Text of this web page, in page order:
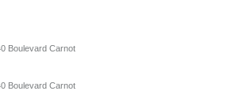
Boulevard Carnot
Boulevard Carnot